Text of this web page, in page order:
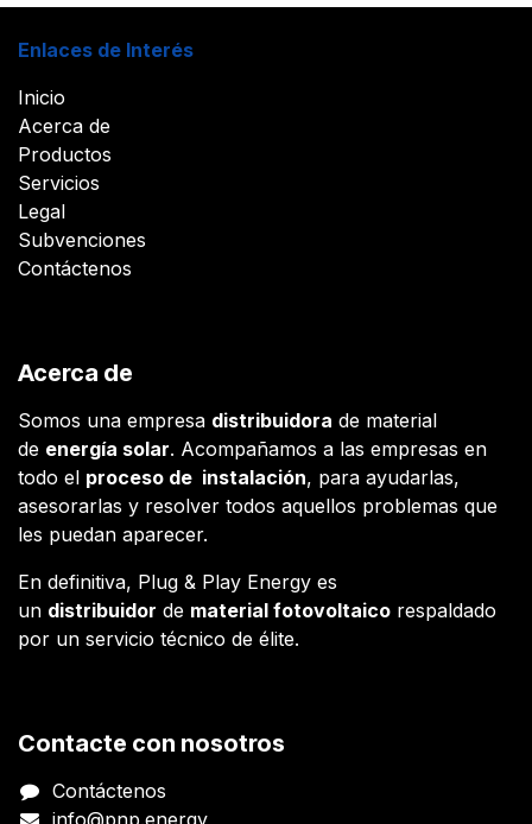
Enlaces de Interés
Inicio
Acerca de
Productos
Servicios
Legal
Subvenciones
Contáctenos
Acerca de
Somos una empresa distribuidora de material
de energía solar. Acompañamos a las empresas en
todo el proceso de instalación, para ayudarlas,
asesorarlas y resolver todos aquellos problemas que
les puedan aparecer.
En definitiva, Plug & Play Energy es
un distribuidor de material fotovoltaico respaldado
por un servicio técnico de élite.
Contacte con nosotros
Contáctenos
info@pnp.energy